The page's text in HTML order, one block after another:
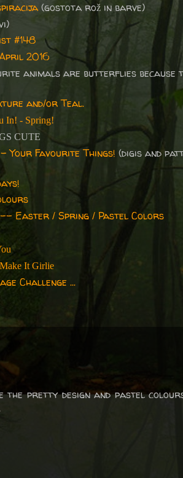
(gostota rož in barve)
#148
2016
animals are butterflies because
and/or Teal.
In! - Spring!
CUTE
Your Favourite Things! (digis and
Easter / Spring / Pastel Colors
It Girlie
Challenge ...
pretty design and pastel